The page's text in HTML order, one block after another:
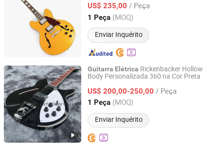
US$ 235,00 / Peça
1 Peça (MOQ)
Enviar Inquérito
Shandong, China Desde 2014
Guitarra Elétrica Rickenbacker Hollow
Body Personalizada 360 na Cor Preta
US$ 200,00-250,00 / Peça
1 Peça (MOQ)
Enviar Inquérito
Shenzhen Grand Technology Co., Ltd.
Guangdong, China Desde 2017